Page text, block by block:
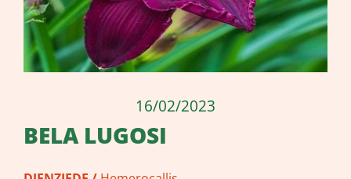
16/02/2023
BELA LUGOSI